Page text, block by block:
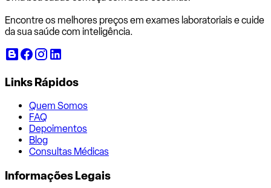
Encontre os melhores preços em exames laboratoriais e cuide
da sua saúde com inteligência.
Links Rápidos
Quem Somos
FAQ
Depoimentos
Blog
Consultas Médicas
Informações Legais